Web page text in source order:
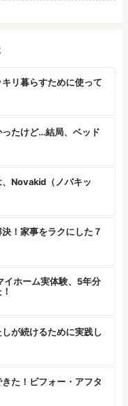
キリ暮らすために使って
たけど…結局、ベッド
、Novakid（ノバキッ
！家事をラクにした７
イホーム実体験、5年分
が続けるために実践し
た！ビフォー・アフタ